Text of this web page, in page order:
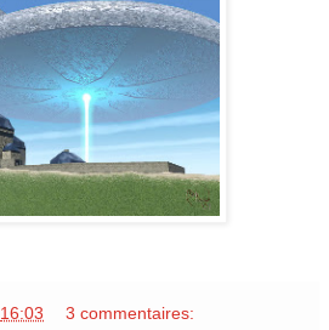
16:03 3 commentaires: